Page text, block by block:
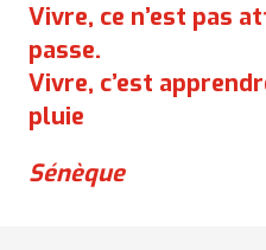
Vivre, ce n’est pas
passe.
Vivre, c’est
pluie
Sénèque